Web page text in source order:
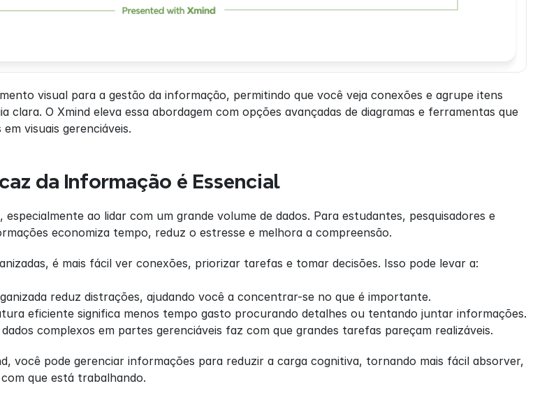
visual para a gestão da informação, permitindo que você veja conexões e agrupe itens
clara. O Xmind eleva essa abordagem com opções avançadas de diagramas e ferramentas que
visuais gerenciáveis.
da Informação é Essencial
ao lidar com um grande volume de dados. Para estudantes, pesquisadores e
economiza tempo, reduz o estresse e melhora a compreensão.
é mais fácil ver conexões, priorizar tarefas e tomar decisões. Isso pode levar a:
reduz distrações, ajudando você a concentrar-se no que é importante.
eficiente significa menos tempo gasto procurando detalhes ou tentando juntar informações.
dados complexos em partes gerenciáveis faz com que grandes tarefas pareçam realizáveis.
você pode gerenciar informações para reduzir a carga cognitiva, tornando mais fácil absorver,
que está trabalhando.